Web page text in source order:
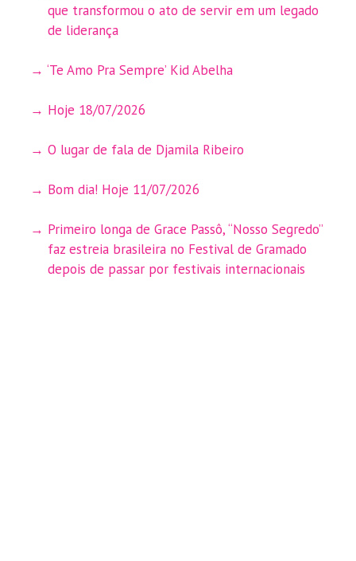
que transformou o ato de servir em um legado
de liderança
‘Te Amo Pra Sempre’ Kid Abelha
Hoje 18/07/2026
O lugar de fala de Djamila Ribeiro
Bom dia! Hoje 11/07/2026
Primeiro longa de Grace Passô, “Nosso Segredo”
faz estreia brasileira no Festival de Gramado
depois de passar por festivais internacionais